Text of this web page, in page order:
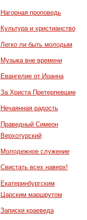
Нагорная проповедь
Культура и христианство
Легко ли быть молодым
Музыка вне времени
Евангелие от Иоанна
За Христа Претерпевшие
Нечаянная радость
Праведный Симеон
Верхотурский
Молодежное служение
Свистать всех наверх!
Екатеринбургским
Царским маршрутом
Записки краеведа